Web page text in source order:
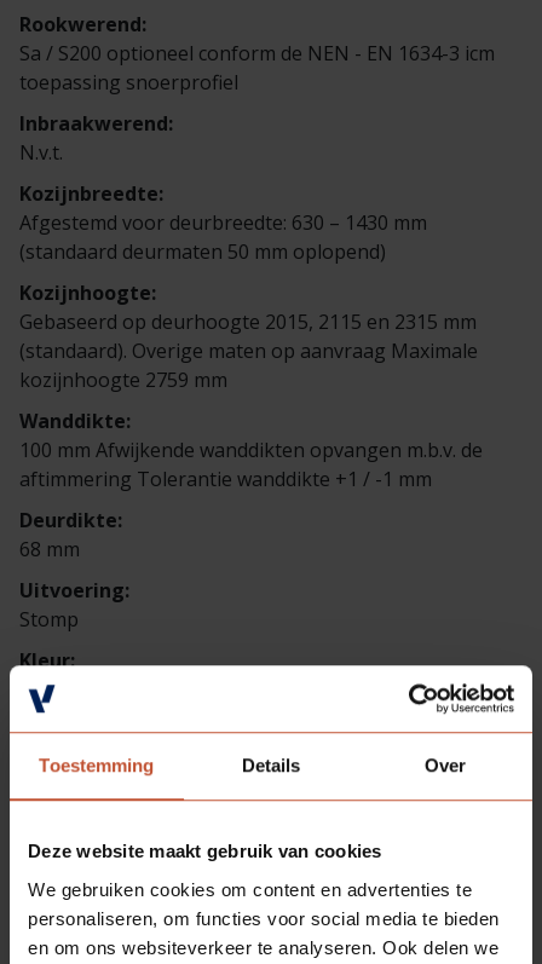
Toestemming Details Over
Deze website maakt gebruik van cookies
We gebruiken cookies om content en advertenties te
personaliseren, om functies voor social media te bieden
en om ons websiteverkeer te analyseren. Ook delen we
Veelgestelde vragen
Brochures
Technische documentatie
Veelgestelde vragen
Rookwerend:
Sa / S200 optioneel conform de NEN - EN 1634-3 icm
toepassing snoerprofiel
Inbraakwerend:
N.v.t.
Kozijnbreedte:
Afgestemd voor deurbreedte: 630 – 1430 mm
(standaard deurmaten 50 mm oplopend)
Kozijnhoogte:
Gebaseerd op deurhoogte 2015, 2115 en 2315 mm
(standaard). Overige maten op aanvraag Maximale
kozijnhoogte 2759 mm
Wanddikte:
100 mm Afwijkende wanddikten opvangen m.b.v. de
aftimmering Tolerantie wanddikte +1 / -1 mm
Deurdikte:
68 mm
Uitvoering:
Stomp
Kleur:
Gegrond, gebroken wit 2 laags 80 µm
Materiaal:
Hardhout, gevingerlast FSC mixed-label gecertificeerd